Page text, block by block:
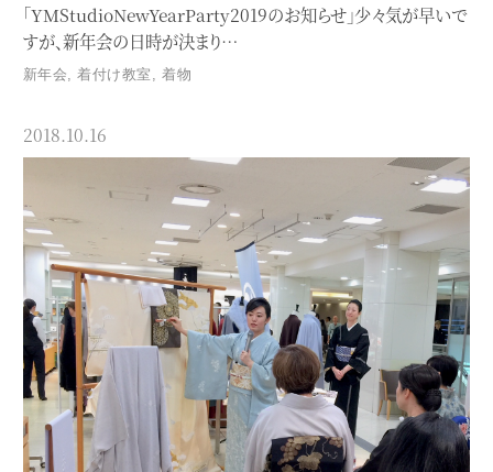
「YMStudioNewYearParty2019のお知らせ」少々気が早いで
すが、新年会の日時が決まり…
新年会,着付け教室 ,着物
2018.10.16